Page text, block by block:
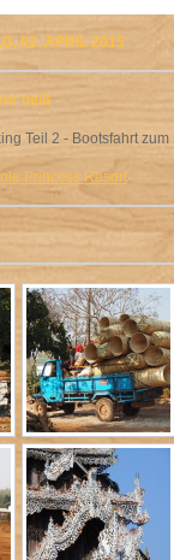
02. APRIL 2015
heiß
Teil 2 - Bootsfahrt zum
Inle Princess Resort